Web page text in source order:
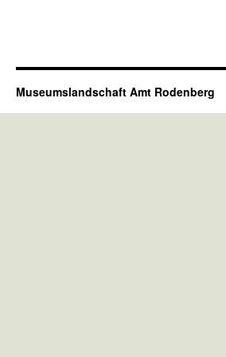
Museumslandschaft Amt Rodenberg